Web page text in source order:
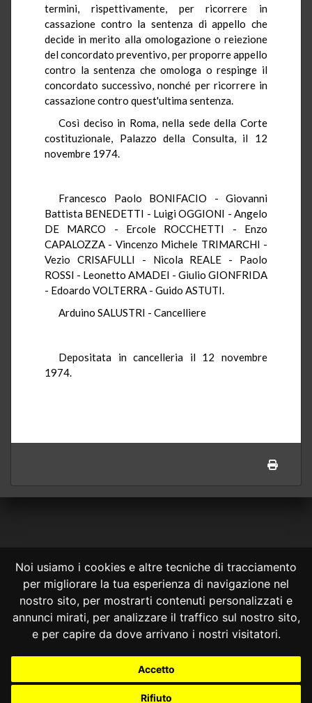
Noi usiamo i cookies e altre tecniche di tracciamento
per migliorare la tua esperienza di navigazione nel
nostro sito, per mostrarti contenuti personalizzati e
annunci mirati, per analizzare il traffico sul nostro sito,
e per capire da dove arrivano i nostri visitatori.
Accetto
Rifiuto
termini, rispettivamente, per ricorrere in
cassazione contro la sentenza di appello che
decide in merito alla omologazione o reiezione
del concordato preventivo, per proporre appello
contro la sentenza che omologa o respinge il
concordato successivo, nonché per ricorrere in
cassazione contro quest'ultima sentenza.
Così deciso in Roma, nella sede della Corte
costituzionale, Palazzo della Consulta, il 12
novembre 1974.
Francesco Paolo BONIFACIO - Giovanni
Battista BENEDETTI - Luigi OGGIONI - Angelo
DE MARCO - Ercole ROCCHETTI - Enzo
CAPALOZZA - Vincenzo Michele TRIMARCHI -
Vezio CRISAFULLI - Nicola REALE - Paolo
ROSSI - Leonetto AMADEI - Giulio GIONFRIDA
- Edoardo VOLTERRA - Guido ASTUTI.
Arduino SALUSTRI - Cancelliere
Depositata in cancelleria il 12 novembre
1974.
CONSULTA ONLINE DAL 1995 -NOTE LEGALI
Consulta OnLine non ha prodotto e non è responsabile per i contenuti e
le informazioni legali di siti collegati.
costituisce una relazione di consulenza legale.
Nessuno deve confidare o agire in base alle informazioni disponibili in